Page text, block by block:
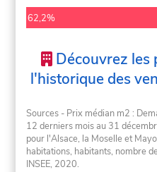
62,2%
Découvrez les
l'historique des
Sources - Prix médian m2 :
12 derniers mois au 31
pour l'Alsace, la Moselle et
habitations, habitants, nombre
INSEE, 2020.